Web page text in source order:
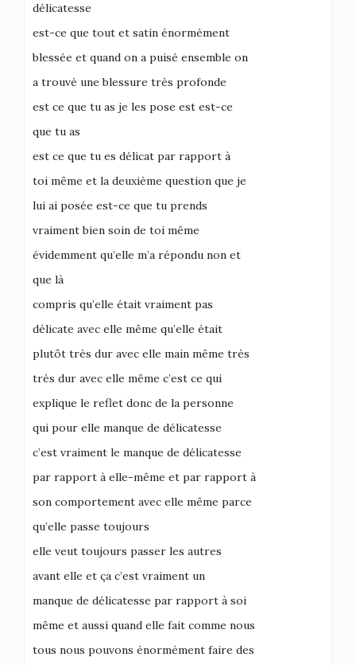
délicatesse
est-ce que tout et satin énormément
blessée et quand on a puisé ensemble on
a trouvé une blessure très profonde
est ce que tu as je les pose est est-ce
que tu as
est ce que tu es délicat par rapport à
toi même et la deuxième question que je
lui ai posée est-ce que tu prends
vraiment bien soin de toi même
évidemment qu’elle m’a répondu non et
que là
compris qu’elle était vraiment pas
délicate avec elle même qu’elle était
plutôt très dur avec elle main même très
très dur avec elle même c’est ce qui
explique le reflet donc de la personne
qui pour elle manque de délicatesse
c’est vraiment le manque de délicatesse
par rapport à elle-même et par rapport à
son comportement avec elle même parce
qu’elle passe toujours
elle veut toujours passer les autres
avant elle et ça c’est vraiment un
manque de délicatesse par rapport à soi
même et aussi quand elle fait comme nous
tous nous pouvons énormément faire des